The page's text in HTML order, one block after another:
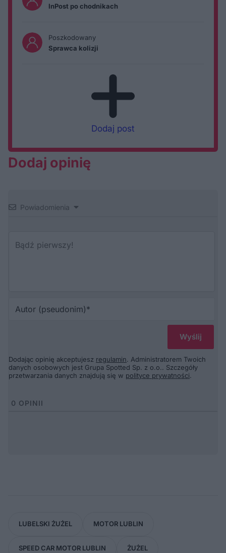
InPost po chodnikach
Poszkodowany
Sprawca kolizji
Dodaj post
Dodaj opinię
Powiadomienia
Dodając opinię akceptujesz regulamin. Administratorem Twoich
danych osobowych jest Grupa Spotted Sp. z o.o.. Szczegóły
przetwarzania danych znajdują się w polityce prywatności.
0 OPINII
LUBELSKI ŻUŻEL MOTOR LUBLIN
SPEED CAR MOTOR LUBLIN ŻUŻEL